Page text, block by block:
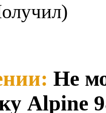
Не
Alpine